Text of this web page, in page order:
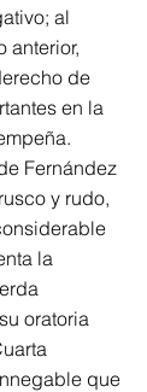
al
anterior,
de
en la
Fernández
y rudo,
la
oratoria
que